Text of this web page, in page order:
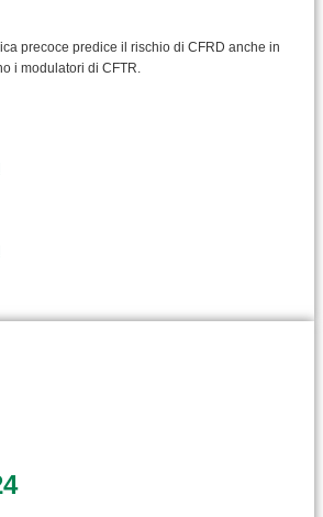
precoce predice il rischio di CFRD anche in
i modulatori di CFTR.